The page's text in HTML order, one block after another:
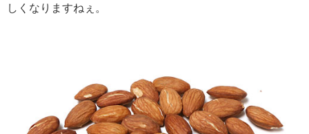
しくなりますねぇ。